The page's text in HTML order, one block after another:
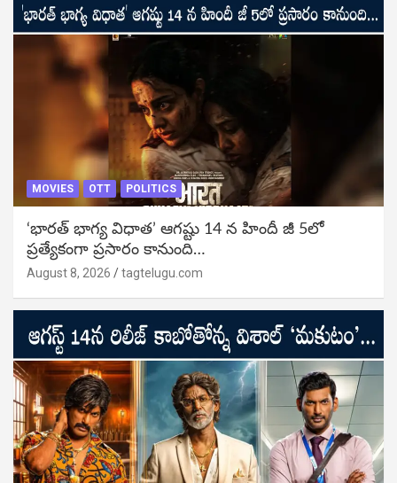
MOVIES OTT POLITICS
‘భారత్ భాగ్య విధాత’ ఆగష్టు 14 న హిందీ జీ 5లో
ప్రత్యేకంగా ప్రసారం కానుంది…
August 8, 2026 tagtelugu.com